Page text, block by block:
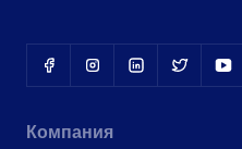
Компания